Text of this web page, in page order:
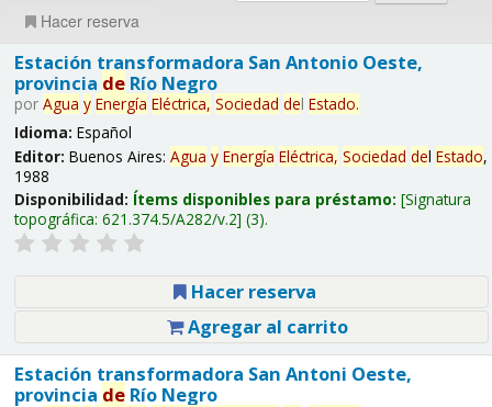
Hacer reserva
Estación transformadora San Antonio Oeste,
provincia deRío Negro
por Agua y Energía Eléctrica, Sociedad del Estado.
Idioma: Español
Editor: Buenos Aires: Agua y Energía Eléctrica, Sociedad del Estado,
1988
Disponibilidad: Ítems disponibles para préstamo: Signatura
topográfica: 621.374.5/A282/v.2 (3).
Hacer reserva
Agregar al carrito
Estación transformadora San Antoni Oeste,
provincia deRío Negro